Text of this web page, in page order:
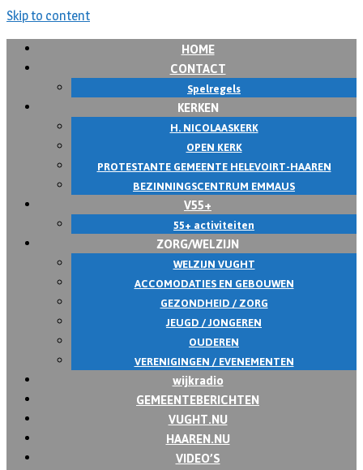
Skip to content
HOME
CONTACT
Spelregels
KERKEN
H. NICOLAASKERK
OPEN KERK
PROTESTANTE GEMEENTE HELEVOIRT-HAAREN
BEZINNINGSCENTRUM EMMAUS
V55+
55+ activiteiten
ZORG/WELZIJN
WELZIJN VUGHT
ACCOMODATIES EN GEBOUWEN
GEZONDHEID / ZORG
JEUGD / JONGEREN
OUDEREN
VERENIGINGEN / EVENEMENTEN
wijkradio
GEMEENTEBERICHTEN
VUGHT.NU
HAAREN.NU
VIDEO’S